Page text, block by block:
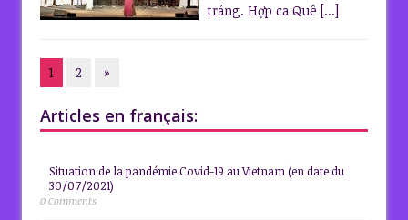
tráng. Hợp ca Quê [...]
1 2 »
Articles en français:
Situation de la pandémie Covid-19 au Vietnam (en date du
30/07/2021)
0 Comments